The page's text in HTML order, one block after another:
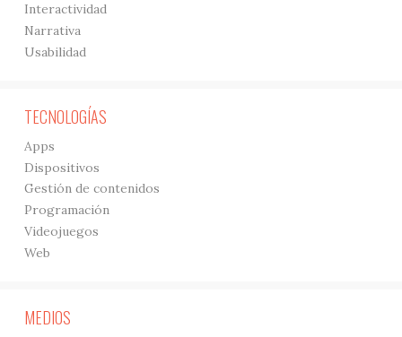
Interactividad
Narrativa
Usabilidad
TECNOLOGÍAS
Apps
Dispositivos
Gestión de contenidos
Programación
Videojuegos
Web
MEDIOS